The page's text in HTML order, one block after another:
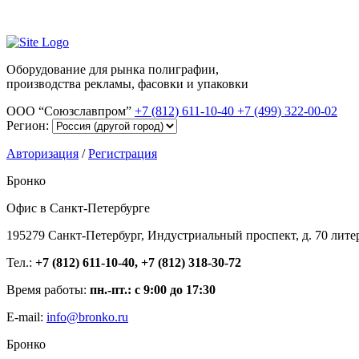
Оборудование для рынка полиграфии,
производства рекламы, фасовки и упаковки
ООО “Союзславпром” +7 (812) 611-10-40 +7 (499) 322-00-02
Регион:
Авторизация /Регистрация
Бронко
Офис в Санкт-Петербурге
195279 Санкт-Петербург, Индустриальный проспект, д. 70
Тел.: +7 (812) 611-10-40, +7 (812) 318-30-72
Время работы: пн.-пт.: с 9:00 до 17:30
E-mail: info@bronko.ru
Бронко